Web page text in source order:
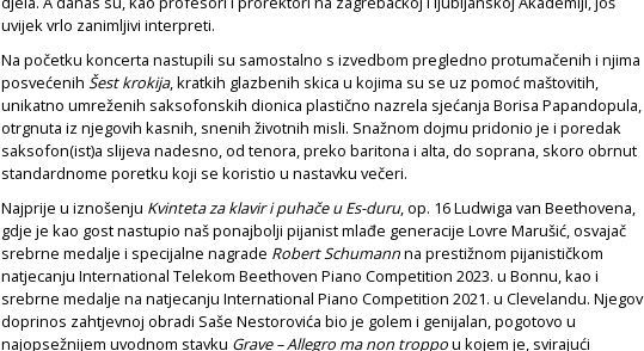
uvijek vrlo zanimljivi interpreti.
Na početku koncerta nastupili su samostalno s izvedbom pregledno protumačenih i njima
posvećenih Šest krokija, kratkih glazbenih skica u kojima su se uz pomoć maštovitih,
unikatno umreženih saksofonskih dionica plastično nazrela sjećanja Borisa Papandopula,
otrgnuta iz njegovih kasnih, snenih životnih misli. Snažnom dojmu pridonio je i poredak
saksofon(ist)a slijeva nadesno, od tenora, preko baritona i alta, do soprana, skoro obrnut
standardnome poretku koji se koristio u nastavku večeri.
Najprije u iznošenju Kvinteta za klavir i puhače u Es-duru, op. 16 Ludwiga van Beethovena,
gdje je kao gost nastupio naš ponajbolji pijanist mlađe generacije Lovre Marušić, osvajač
srebrne medalje i specijalne nagrade Robert Schumannna prestižnom pijanističkom
natjecanju International Telekom Beethoven Piano Competition 2023. u Bonnu, kao i
srebrne medalje na natjecanju International Piano Competition 2021. u Clevelandu. Njegov
doprinos zahtjevnoj obradi Saše Nestorovića bio je golem i genijalan, pogotovo u
najopsežnijem uvodnom stavku Grave – Allegro ma non troppou kojem je, svirajući